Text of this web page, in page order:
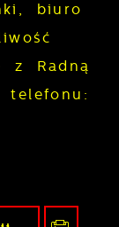
biuro
z Radną
telefonu: